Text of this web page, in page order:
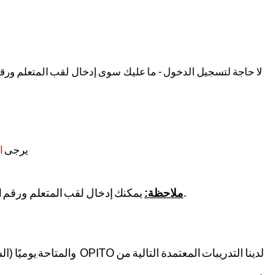
لاحاجة لتسجيل الدخول- ما عليك سوى إدخال لقب المتعلم
يرجى
ملاحظة: يمكنك إدخال لقب المتعلم ورقم .
لدينا التدريبات المعتمدة التالية من OPITO والمتاحة يوميًا (